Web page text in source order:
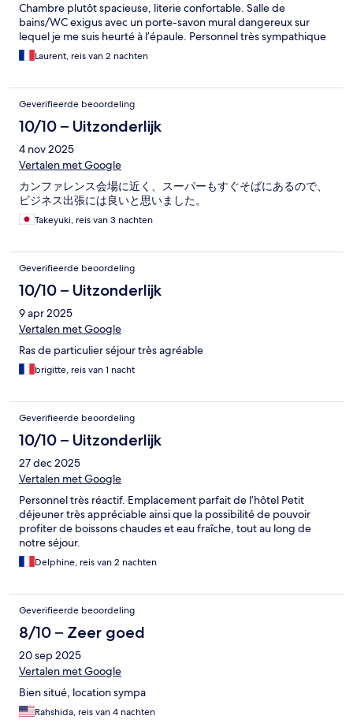
Chambre plutôt spacieuse, literie confortable. Salle de
bains/WC exigus avec un porte-savon mural dangereux sur
lequel je me suis heurté à l’épaule. Personnel très sympathique
Laurent, reis van 2 nachten
Geverifieerde beoordeling
10/10 – Uitzonderlijk
4 nov 2025
Vertalen met Google
カンファレンス会場に近く、スーパーもすぐそばにあるので、
ビジネス出張には良いと思いました。
Takeyuki, reis van 3 nachten
Geverifieerde beoordeling
10/10 – Uitzonderlijk
9 apr 2025
Vertalen met Google
Ras de particulier séjour très agréable
brigitte, reis van 1 nacht
Geverifieerde beoordeling
10/10 – Uitzonderlijk
27 dec 2025
Vertalen met Google
Personnel très réactif. Emplacement parfait de l’hôtel Petit
déjeuner très appréciable ainsi que la possibilité de pouvoir
profiter de boissons chaudes et eau fraîche, tout au long de
notre séjour.
Delphine, reis van 2 nachten
Geverifieerde beoordeling
8/10 – Zeer goed
20 sep 2025
Vertalen met Google
Bien situé, location sympa
Rahshida, reis van 4 nachten